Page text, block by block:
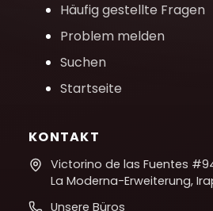
Häufig gestellte Fragen
Problem melden
Suchen
Startseite
KONTAKT
Victorino de las Fuentes
La Moderna-Erweiterung,
Unsere Büros